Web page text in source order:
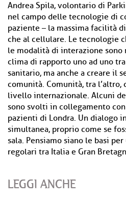
Andrea Spila, volontario di
nel campo delle tecnologie di
paziente – la massima facilità
che al cellulare. Le tecnologie
le modalità di interazione
clima di rapporto uno ad uno
sanitario, ma anche a creare il
comunità. Comunità, tra l’altro,
livello internazionale. Alcuni
sono svolti in collegamento
pazienti di Londra. Un dialogo
simultanea, proprio come se
sala. Pensiamo siano le basi
regolari tra Italia e Gran
LEGGI ANCHE